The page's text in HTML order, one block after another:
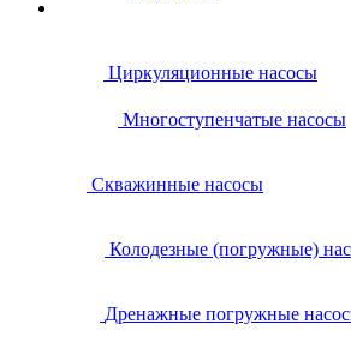
Циркуляционные насосы
Многоступенчатые насосы
Скважинные насосы
Колодезные (погружные)
Дренажные погружные